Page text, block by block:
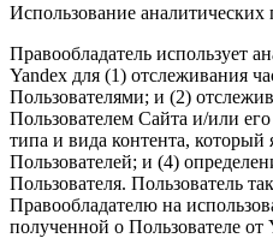
Использование аналитических
Правообладатель использует
Yandex для (1) отслеживания
Пользователями; и (2)
Пользователем Сайта и/или
типа и вида контента, который
Пользователей; и (4)
Пользователя. Пользователь
Правообладателю на
полученной о Пользователе от